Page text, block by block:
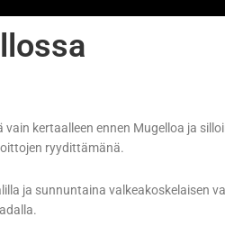
kertaalleen ennen Mugelloa ja
ryydittämänä.
ja sunnuntaina valkeakoskelaisen